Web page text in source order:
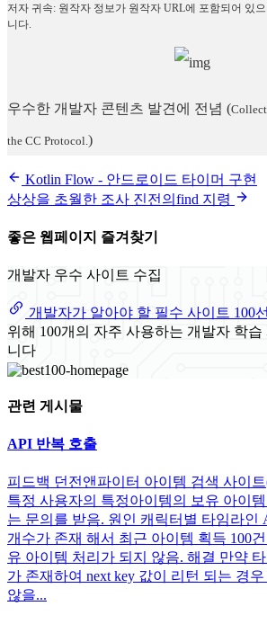
저자 귀속: 원작자 정보가 원작자 URL에 포함되어 있
니다.
우수한 개발자 콘텐츠 발견에 전념 (
the CC Protocol. )
Kotlin Flow - 안드로이드 타이머 구현
상상을 초월한 조사 진전의find 지령
좋은 웹페이지 즐겨찾기
개발자 우수 사이트 수집
개발자가 알아야 할 필수 사이트 100
위해 100개의 자주 사용하는 개발자 학
니다
관련 게시물
API 반복 호출
피드백 던전앤파이터 아이템 검색 사이
특정 사용자의 특정아이템의 보유 아이
는 문의를 받음. 원인 캐릭터별 타임라인
개수가 존재 해서 최근 아이템 획득 100
유 아이템 처리가 되지 않음. 해결 만약
가 존재하여 next key 값이 리턴 되는 경우
않을...